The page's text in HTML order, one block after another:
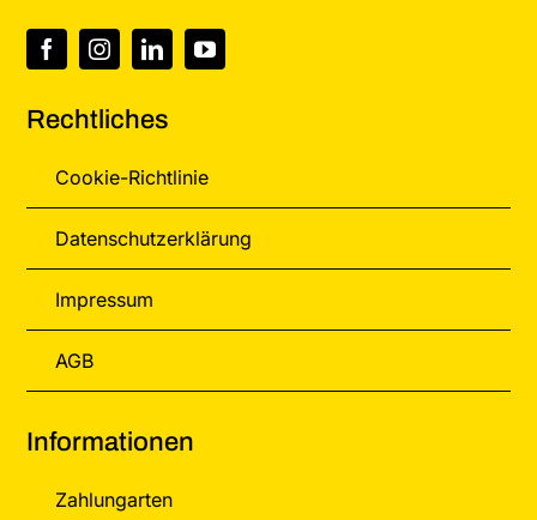
Rechtliches
Cookie-Richtlinie
Datenschutzerklärung
Impressum
AGB
Informationen
Zahlungarten